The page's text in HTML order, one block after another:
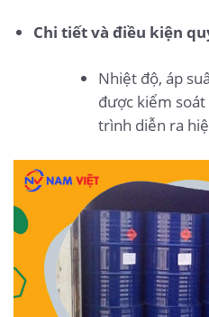
Chi tiết và điều kiện
Nhiệt độ, áp
được kiểm
trình diễn ra